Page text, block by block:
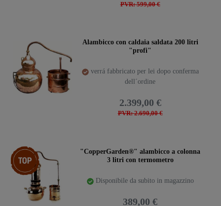
PVR: 599,00 €
Alambicco con caldaia saldata 200 litri
"profi"
verrá fabbricato per lei dopo conferma
dell´ordine
PVR: 2.690,00 €
2.399,00 €
Ceres::Template.storeSpecialTop"CopperGarden®" alambicco a colonna
3 litri con termometro
Disponibile da subito in magazzino
389,00 €